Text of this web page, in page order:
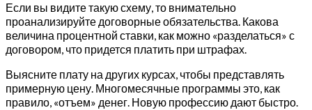
Если вы видите такую схему, то внимательно
проанализируйте договорные обязательства. Какова
величина процентной ставки, как можно «разделаться» с
договором, что придется платить при штрафах.
Выясните плату на других курсах, чтобы представлять
примерную цену. Многомесячные программы это, как
правило, «отъем» денег. Новую профессию дают быстро.